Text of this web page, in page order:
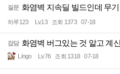
질문 화염벽 지속딜 빌드인데 무
하루123 Lv.13 조회 1373 07-18
잡담 화염벽 버그있는 것 알고 계
Lingo Lv.76 조회 1318 07-18